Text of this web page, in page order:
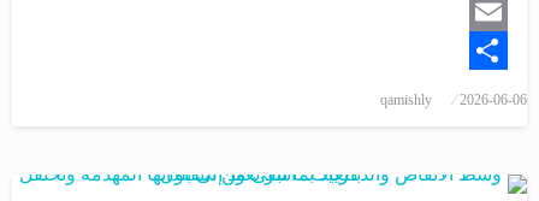
Snapchat
Email
نُشر
2026-06-06
qamishly